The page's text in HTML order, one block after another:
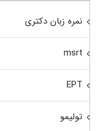
نمره زبان دکتری
msrt
EPT
تولیمو